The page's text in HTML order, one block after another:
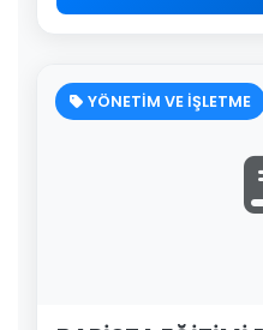
YÖNETİM VE İŞLETME